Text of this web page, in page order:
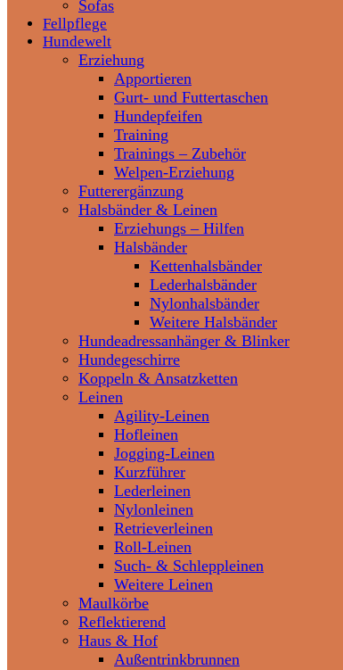
Sofas
Fellpflege
Hundewelt
Erziehung
Apportieren
Gurt- und Futtertaschen
Hundepfeifen
Training
Trainings – Zubehör
Welpen-Erziehung
Futterergänzung
Halsbänder & Leinen
Erziehungs – Hilfen
Halsbänder
Kettenhalsbänder
Lederhalsbänder
Nylonhalsbänder
Weitere Halsbänder
Hundeadressanhänger & Blinker
Hundegeschirre
Koppeln & Ansatzketten
Leinen
Agility-Leinen
Hofleinen
Jogging-Leinen
Kurzführer
Lederleinen
Nylonleinen
Retrieverleinen
Roll-Leinen
Such- & Schleppleinen
Weitere Leinen
Maulkörbe
Reflektierend
Haus & Hof
Außentrinkbrunnen